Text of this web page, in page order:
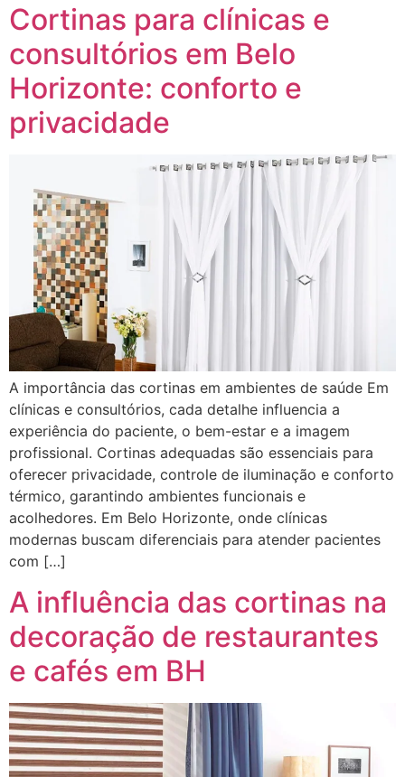
Cortinas para clínicas e
consultórios em Belo
Horizonte: conforto e
privacidade
A importância das cortinas em ambientes de saúde Em
clínicas e consultórios, cada detalhe influencia a
experiência do paciente, o bem-estar e a imagem
profissional. Cortinas adequadas são essenciais para
oferecer privacidade, controle de iluminação e conforto
térmico, garantindo ambientes funcionais e
acolhedores. Em Belo Horizonte, onde clínicas
modernas buscam diferenciais para atender pacientes
com […]
A influência das cortinas na
decoração de restaurantes
e cafés em BH